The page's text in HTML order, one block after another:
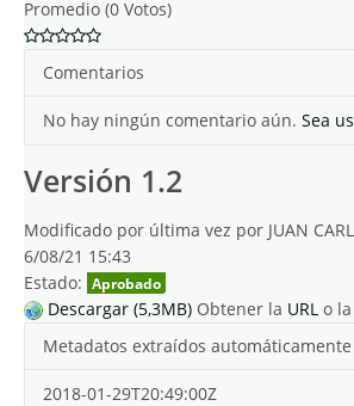
Promedio (0 Votos)
Comentarios
No hay ningún comentario aún. Sea
Versión 1.2
Modificado por última vez por JUAN
6/08/21 15:43
Estado: Aprobado
Descargar (5,3MB) Obtener la URL o la
Metadatos extraídos automáticamente
2018-01-29T20:49:00Z